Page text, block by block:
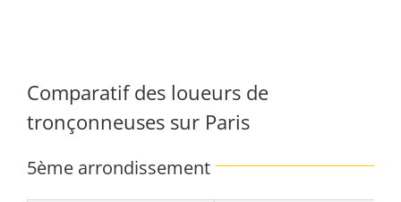
Comparatif des loueurs de
tronçonneuses sur Paris
5ème arrondissement